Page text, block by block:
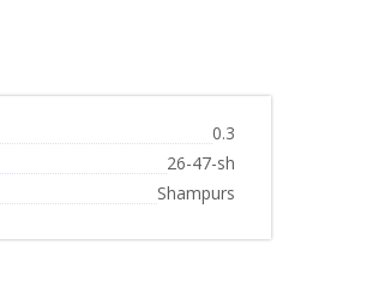
0.3
26-47-sh
Shampurs